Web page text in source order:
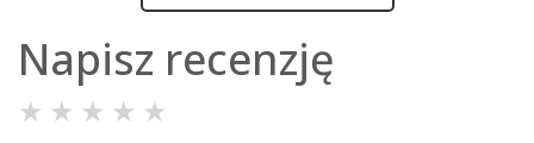
Napisz recenzję
★ ★ ★ ★ ★